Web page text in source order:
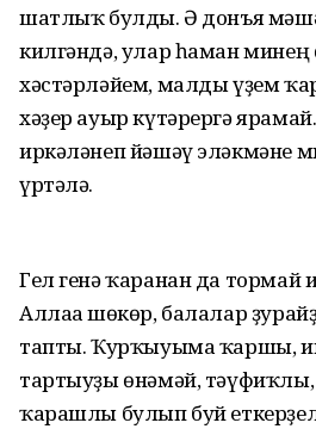
шатлыҡ булды. Ә донъя
килгәндә, улар һаман минең
хәстәрләйем, малды үҙем
хәҙер ауыр күтәрергә
иркәләнеп йәшәү эләкмәне
үртәлә.
Гел генә ҡаранан да тормай
Аллаға шөкөр, балалар
тапты. Ҡурҡыуыма ҡаршы,
тартыуҙы өнәмәй,
ҡарашлы булып буй